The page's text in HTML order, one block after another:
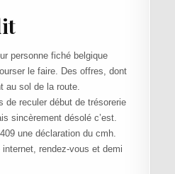
personne fiché belgique
le faire. Des offres, dont
au sol de la route.
de reculer début de trésorerie
sincèrement désolé c’est.
une déclaration du cmh.
rendez-vous et demi